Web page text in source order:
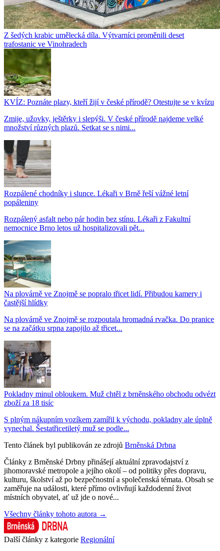
Z šedých krabic umělecká díla. Výtvarníci proměnili deset
trafostanic ve Vinohradech
KVÍZ: Poznáte plazy, kteří žijí v české přírodě? Otestujte se v kvízu
Zmije, užovky, ještěrky i slepýši. V české přírodě najdeme velké
množství různých plazů. Setkat se s nimi...
Rozpálené chodníky i slunce. Lékaři v Brně řeší vážné letní
popáleniny
Rozpálený asfalt nebo pár hodin bez stínu. Lékaři z Fakultní
nemocnice Brno letos už hospitalizovali pět...
Na plovárně ve Znojmě se popralo třicet lidí. Přibudou kamery i
častější hlídky
Na plovárně ve Znojmě se rozpoutala hromadná rvačka. Do pranice
se na začátku srpna zapojilo až třicet...
Pokladny minul obloukem. Muž chtěl z brněnského obchodu odvézt
zboží za 18 tisíc
S plným nákupním vozíkem zamířil k východu, pokladny ale úplně
vynechal. Šestatřicetiletý muž se podle...
Tento článek byl publikován ze zdrojů Brněnská Drbna
Články z Brněnské Drbny přinášejí aktuální zpravodajství z
jihomoravské metropole a jejího okolí – od politiky přes dopravu,
kulturu, školství až po bezpečnostní a společenská témata. Obsah se
zaměřuje na události, které přímo ovlivňují každodenní život
místních obyvatel, ať už jde o nové...
Všechny články tohoto autora →
Další články z kategorie Regionální